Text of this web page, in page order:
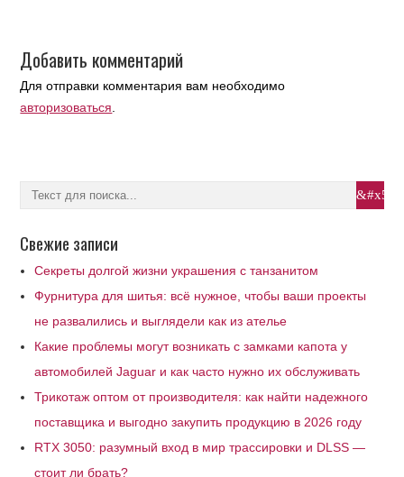
Добавить комментарий
Для отправки комментария вам необходимо
авторизоваться
Свежие записи
Секреты долгой жизни украшения с танзанитом
Фурнитура для шитья: всё нужное, чтобы ваши проекты
не развалились и выглядели как из ателье
Какие проблемы могут возникать с замками капота у
автомобилей Jaguar и как часто нужно их обслуживать
Трикотаж оптом от производителя: как найти надежного
поставщика и выгодно закупить продукцию в 2026 году
RTX 3050: разумный вход в мир трассировки и DLSS —
стоит ли брать?